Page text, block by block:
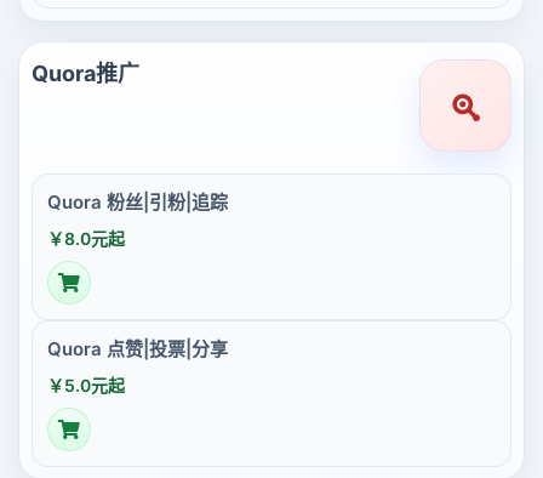
Quora推广
Quora 粉丝|引粉|追踪
￥8.0元起
Quora 点赞|投票|分享
￥5.0元起